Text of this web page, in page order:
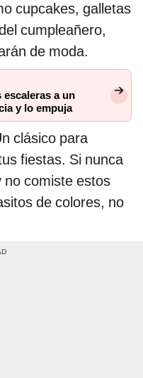
cupcakes, galletas
cumpleañero,
de moda.
escaleras a un
y lo empuja
clásico para
fiestas. Si nunca
no comiste estos
de colores, no